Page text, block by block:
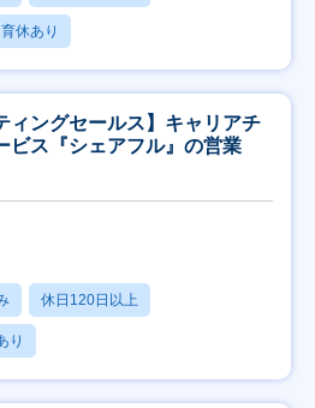
休あり
ングセールス】キャリアチ
ビス『シェアフル』の営業
休日120日以上
り